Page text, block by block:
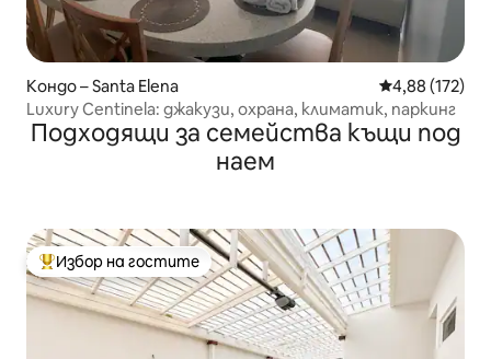
Кондо – Santa Elena Средна
4,88 (172)
Luxury Centinela: джакузи, охрана, климатик, паркинг
Подходящи за семейства къщи под
наем
Най-популярен избор на гостите
Избор на гостите